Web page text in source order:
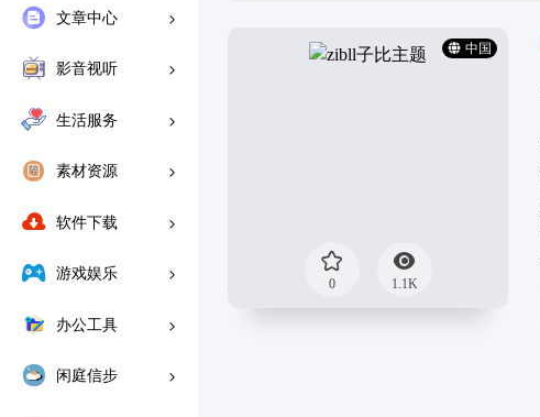
文章中心
影音视听
生活服务
素材资源
软件下载
游戏娱乐
办公工具
闲庭信步
中国
0 1.1K